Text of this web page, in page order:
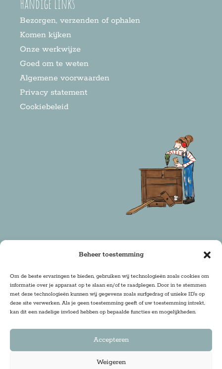
Beheer toestemming
Om de beste ervaringen te bieden, gebruiken wij technologieën zoals cookies om
informatie over je apparaat op te slaan en/of te raadplegen. Door in te stemmen
met deze technologieën kunnen wij gegevens zoals surfgedrag of unieke ID's op
deze site verwerken. Als je geen toestemming geeft of uw toestemming intrekt,
kan dit een nadelige invloed hebben op bepaalde functies en mogelijkheden.
Accepteren
Weigeren
Handige links
Bezorgen, verzenden of ophalen
Komen kijken
Onze werkwijze
Goed om te weten
Algemene voorwaarden
Privacy statement
Cookiebeleid
Copyright 2025 Firma Zoethout | Design & Realisatie:
DRwebdesign